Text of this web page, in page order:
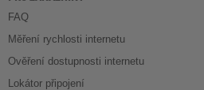
FAQ
Měření rychlosti internetu
Ověření dostupnosti internetu
Lokátor připojení